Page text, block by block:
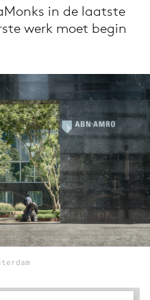
via de Adformatie
app
in de laatste
werk moet begin